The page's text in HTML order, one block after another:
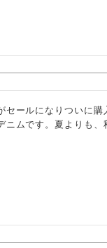
セールになりついに
ニムです。夏よりも